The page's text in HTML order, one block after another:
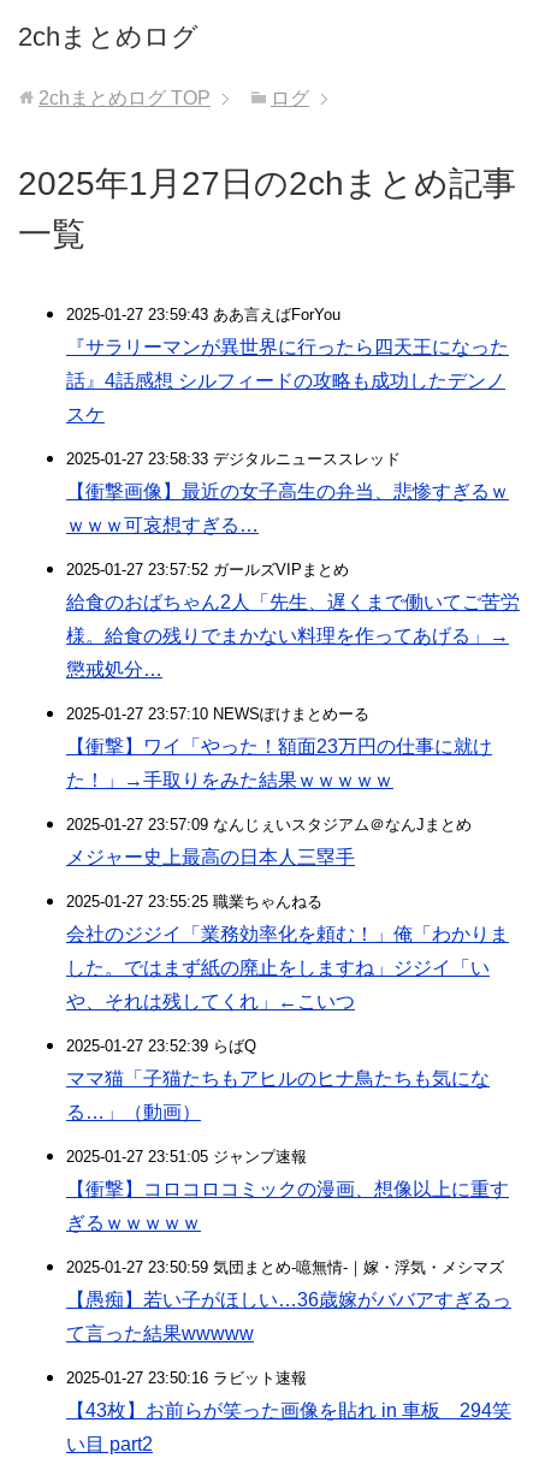
2chまとめログ
2chまとめログ TOP ログ
2025年1月27日の2chまとめ記事
一覧
2025-01-27 23:59:43 ああ言えばForYou
『サラリーマンが異世界に行ったら四天王になった
話』4話感想 シルフィードの攻略も成功したデンノ
スケ
2025-01-27 23:58:33 デジタルニューススレッド
【衝撃画像】最近の女子高生の弁当、悲惨すぎるｗ
ｗｗｗ可哀想すぎる…
2025-01-27 23:57:52 ガールズVIPまとめ
給食のおばちゃん2人「先生、遅くまで働いてご苦労
様。給食の残りでまかない料理を作ってあげる」→
懲戒処分…
2025-01-27 23:57:10 NEWSぽけまとめーる
【衝撃】ワイ「やった！額面23万円の仕事に就け
た！」→手取りをみた結果ｗｗｗｗｗ
2025-01-27 23:57:09 なんじぇいスタジアム＠なんJまとめ
メジャー史上最高の日本人三塁手
2025-01-27 23:55:25 職業ちゃんねる
会社のジジイ「業務効率化を頼む！」俺「わかりま
した。ではまず紙の廃止をしますね」ジジイ「い
や、それは残してくれ」←こいつ
2025-01-27 23:52:39 らばQ
ママ猫「子猫たちもアヒルのヒナ鳥たちも気にな
る…」（動画）
2025-01-27 23:51:05 ジャンプ速報
【衝撃】コロコロコミックの漫画、想像以上に重す
ぎるｗｗｗｗｗ
2025-01-27 23:50:59 気団まとめ-噫無情-｜嫁・浮気・メシマズ
【愚痴】若い子がほしい…36歳嫁がババアすぎるっ
て言った結果wwwww
2025-01-27 23:50:16 ラビット速報
【43枚】お前らが笑った画像を貼れ in 車板 294笑
い目 part2